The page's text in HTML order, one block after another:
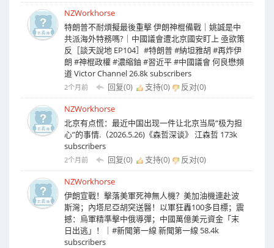
NZWorkhorse
特朗普不耐煩擬最後重擊 伊朗神棍備戰｜姚誠是中
共派海外特務嗎?｜中國議會遭北京國安盯上 亟欲策
反［談天說地 EP104］#特朗普 #納坦雅胡 #再炸伊
朗 #神棍政權 #濃縮鈾 #習近平 #中國議會 何良懋頻
道 Victor Channel 26.8k subscribers
2个月前 回复(0) 支持(0) 反对(0)
NZWorkhorse
北京有点慌：最近中国出现一件让北京当局“极为担
心”的事情.（2026.5.26)《森哲深谈》 江森哲 173k
subscribers
2个月前 回复(0) 支持(0) 反对(0)
NZWorkhorse
伊朗宣戰！擊落美軍死神無人機？美加油機連赴波
斯灣；內塔尼亞胡突送醫！以軍狂轟100多目標；震
撼：烏軍精準擊中俄導彈；中國萬億美元資金「末
日出逃」！｜#新聞第一線 新聞第一線 58.4k
subscribers